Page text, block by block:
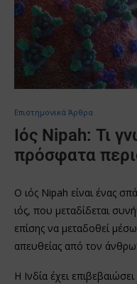
Επιστημονικά Άρθρα
Ιός Nipah: Τι
πρόσφατα
Ο ιός Nipah είναι ένας
ιός, που μεταδίδεται
επίσης να μεταδοθεί
απευθείας από τον
Η Ινδία έχει